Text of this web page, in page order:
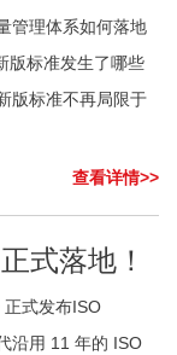
管理体系如何落地
版标准发生了哪些
版标准不再局限于
查看详情>>
式落地！
式发布ISO
沿用 11 年的 ISO